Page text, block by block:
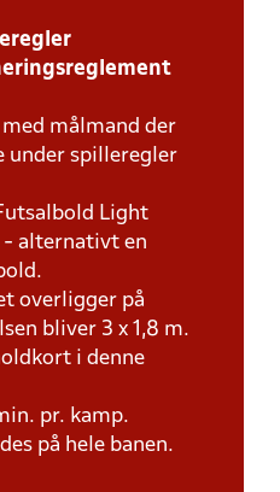
målmand der
under spilleregler
Light
alternativt en
overligger på
bliver 3 x 1,8 m.
i denne
pr. kamp.
på hele banen.